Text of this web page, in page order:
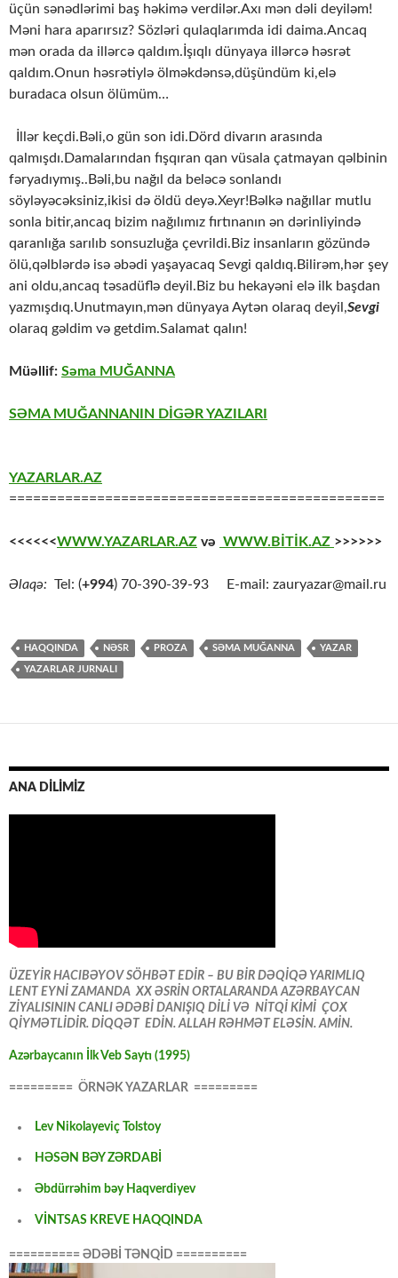
üçün sənədlərimi baş həkimə verdilər.Axı mən dəli deyiləm!
Məni hara aparırsız? Sözləri qulaqlarımda idi daima.Ancaq
mən orada da illərcə qaldım.İşıqlı dünyaya illərcə həsrət
qaldım.Onun həsrətiylə ölməkdənsə,düşündüm ki,elə
buradaca olsun ölümüm…
İllər keçdi.Bəli,o gün son idi.Dörd divarın arasında
qalmışdı.Damalarından fışqıran qan vüsala çatmayan qəlbinin
fəryadıymış..Bəli,bu nağıl da beləcə sonlandı
söyləyəcəksiniz,ikisi də öldü deyə.Xeyr!Bəlkə nağıllar mutlu
sonla bitir,ancaq bizim nağılımız fırtınanın ən dərinliyində
qaranlığa sarılıb sonsuzluğa çevrildi.Biz insanların gözündə
ölü,qəlblərdə isə əbədi yaşayacaq Sevgi qaldıq.Bilirəm,hər şey
ani oldu,ancaq təsadüflə deyil.Biz bu hekayəni elə ilk başdan
yazmışdıq.Unutmayın,mən dünyaya Aytən olaraq deyil,Sevgi
olaraq gəldim və getdim.Salamat qalın!
Müəllif: Səma MUĞANNA
SƏMA MUĞANNANIN DİGƏR YAZILARI
YAZARLAR.AZ
===============================================
<<<<<<WWW.YAZARLAR.AZ və WWW.BİTİK.AZ >>>>>>
Əlaqə: Tel: (+994) 70-390-39-93 E-mail: zauryazar@mail.ru
HAQQINDA NƏSR PROZA SƏMA MUĞANNA YAZAR
YAZARLAR JURNALI
ANA DİLİMİZ
ÜZEYİR HACIBƏYOV SÖHBƏT EDİR – BU BİR DƏQİQƏ YARIMLIQ
LENT EYNİ ZAMANDA XX ƏSRİN ORTALARANDA AZƏRBAYCAN
ZİYALISININ CANLI ƏDƏBİ DANIŞIQ DİLİ VƏ NİTQİ KİMİ ÇOX
QİYMƏTLİDİR. DİQQƏT EDİN. ALLAH RƏHMƏT ELƏSİN. AMİN.
Azərbaycanın İlk Veb Saytı (1995)
========= ÖRNƏK YAZARLAR =========
Lev Nikolayeviç Tolstoy
HƏSƏN BƏY ZƏRDABİ
Əbdürrəhim bəy Haqverdiyev
VİNTSAS KREVE HAQQINDA
========== ƏDƏBİ TƏNQİD ==========